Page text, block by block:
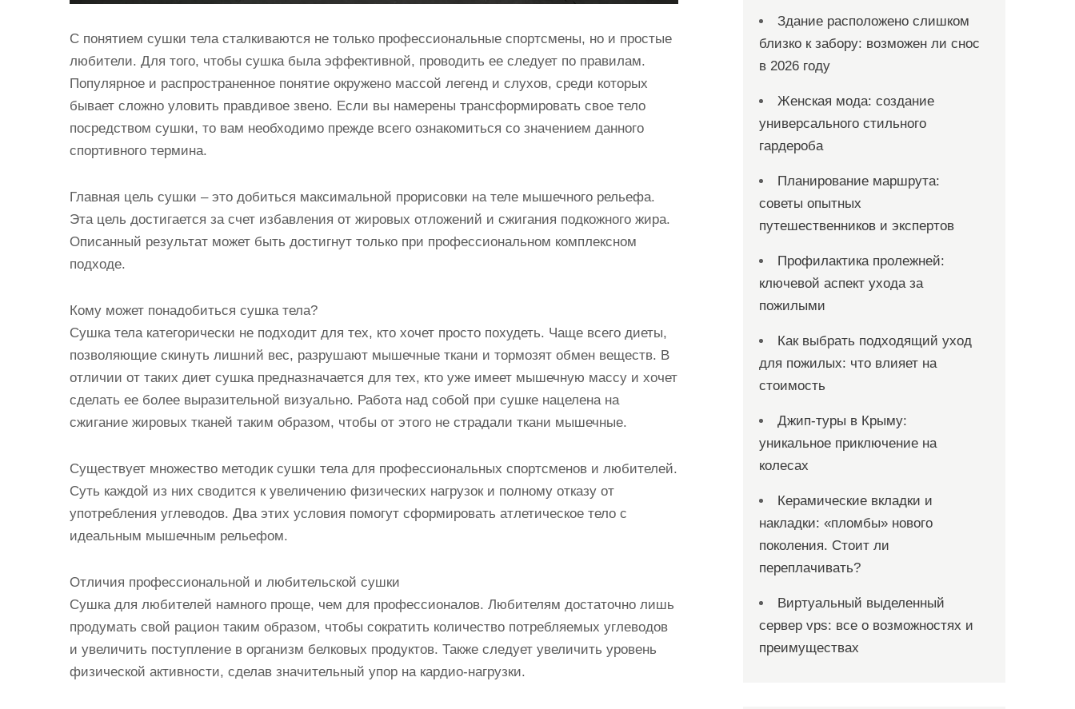
С понятием сушки тела сталкиваются не только профессиональные спортсмены, но и простые
любители. Для того, чтобы сушка была эффективной, проводить ее следует по правилам.
Популярное и распространенное понятие окружено массой легенд и слухов, среди которых
бывает сложно уловить правдивое звено. Если вы намерены трансформировать свое тело
посредством сушки, то вам необходимо прежде всего ознакомиться со значением данного
спортивного термина.
Главная цель сушки – это добиться максимальной прорисовки на теле мышечного рельефа.
Эта цель достигается за счет избавления от жировых отложений и сжигания подкожного жира.
Описанный результат может быть достигнут только при профессиональном комплексном
подходе.
Кому может понадобиться сушка тела?
Сушка тела категорически не подходит для тех, кто хочет просто похудеть. Чаще всего диеты,
позволяющие скинуть лишний вес, разрушают мышечные ткани и тормозят обмен веществ. В
отличии от таких диет сушка предназначается для тех, кто уже имеет мышечную массу и хочет
сделать ее более выразительной визуально. Работа над собой при сушке нацелена на
сжигание жировых тканей таким образом, чтобы от этого не страдали ткани мышечные.
Существует множество методик сушки тела для профессиональных спортсменов и любителей.
Суть каждой из них сводится к увеличению физических нагрузок и полному отказу от
употребления углеводов. Два этих условия помогут сформировать атлетическое тело с
идеальным мышечным рельефом.
Отличия профессиональной и любительской сушки
Сушка для любителей намного проще, чем для профессионалов. Любителям достаточно лишь
продумать свой рацион таким образом, чтобы сократить количество потребляемых углеводов
и увеличить поступление в организм белковых продуктов. Также следует увеличить уровень
физической активности, сделав значительный упор на кардио-нагрузки.
Здание расположено слишком
близко к забору: возможен ли снос
в 2026 году
Женская мода: создание
универсального стильного
гардероба
Планирование маршрута:
советы опытных
путешественников и экспертов
Профилактика пролежней:
ключевой аспект ухода за
пожилыми
Как выбрать подходящий уход
для пожилых: что влияет на
стоимость
Джип-туры в Крыму:
уникальное приключение на
колесах
Керамические вкладки и
накладки: «пломбы» нового
поколения. Стоит ли
переплачивать?
Виртуальный выделенный
сервер vps: все о возможностях и
преимуществах